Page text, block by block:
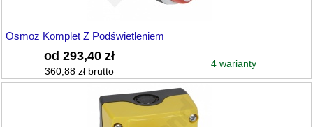
Osmoz Komplet Z Podświetleniem
od 293,40 zł
360,88 zł brutto
4 warianty